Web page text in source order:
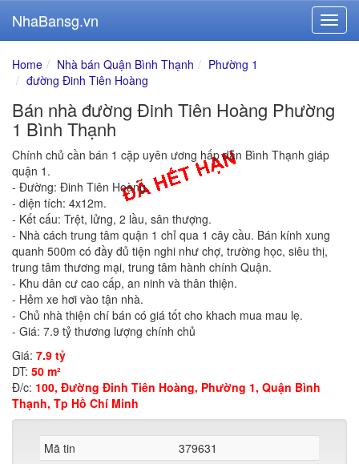
NhaBansg.vn
Home Nhà bán Quận Bình Thạnh
Phường 1
đường Đinh Tiên Hoàng
Bán nhà đường Đinh Tiên Hoàng Phường
1 Bình Thạnh
Chính chủ cần bán 1 cặp uyên ương hấp dẫn Bình Thạnh giáp
quận 1.
- Đường: Đinh Tiên Hoàng.
- diện tích: 4x12m.
- Kết cấu: Trệt, lửng, 2 lầu, sân thượng.
- Nhà cách trung tâm quận 1 chỉ qua 1 cây cầu. Bán kính xung
quanh 500m có đầy đủ tiện nghi như chợ, trường học, siêu thị,
trung tâm thương mại, trung tâm hành chính Quận.
- Khu dân cư cao cấp, an ninh và thân thiện.
- Hẻm xe hơi vào tận nhà.
- Chủ nhà thiện chí bán có giá tốt cho khach mua mau lẹ.
- Giá: 7.9 tỷ thương lượng chính chủ
Giá: 7.9 tỷ
DT: 50 m²
Đ/c: 100, Đường Đinh Tiên Hoàng, Phường 1, Quận Bình
Thạnh, Tp Hồ Chí Minh
Mã tin
379631